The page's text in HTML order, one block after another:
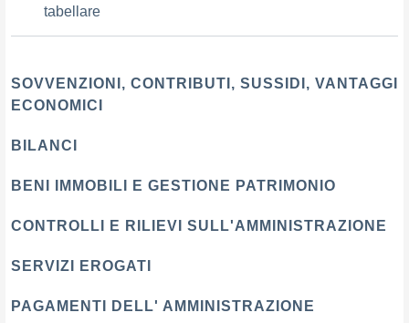
tabellare
SOVVENZIONI, CONTRIBUTI, SUSSIDI, VANTAGGI
ECONOMICI
BILANCI
BENI IMMOBILI E GESTIONE PATRIMONIO
CONTROLLI E RILIEVI SULL'AMMINISTRAZIONE
SERVIZI EROGATI
PAGAMENTI DELL' AMMINISTRAZIONE